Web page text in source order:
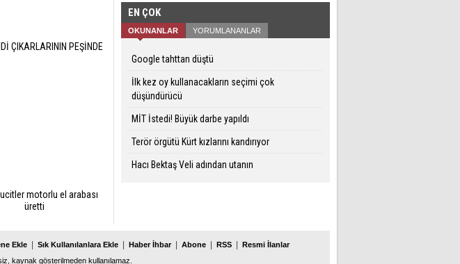
ÇIKARLARININ PEŞİNDE
motorlu el arabası
üretti
EN ÇOK
OKUNANLAR YORUMLANANLAR
Google tahttan düştü
İlk kez oy kullanacakların seçimi çok
düşündürücü
MİT İstedi! Büyük darbe yapıldı
Terör örgütü Kürt kızlarını kandırıyor
Hacı Bektaş Veli adından utanın
Ekle Sık Kullanılanlara Ekle Haber İhbar Abone RSS
Resmi İlanlar
kaynak gösterilmeden kullanılamaz.